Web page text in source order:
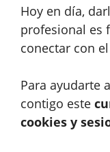
Hoy en día,
profesional es
conectar con
Para ayudarte
contigo este
cookies y